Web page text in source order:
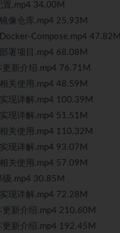
.mp4 34.00M
像仓库.mp4 25.93M
Compose.mp4 47.82M
署项目.mp4 68.08M
新介绍.mp4 76.71M
关使用.mp4 48.59M
现详解.mp4 100.39M
现详解.mp4 51.51M
关使用.mp4 110.32M
现详解.mp4 93.07M
关使用.mp4 57.09M
.mp4 30.85M
现详解.mp4 72.28M
新介绍.mp4 210.60M
新介绍.mp4 192.45M